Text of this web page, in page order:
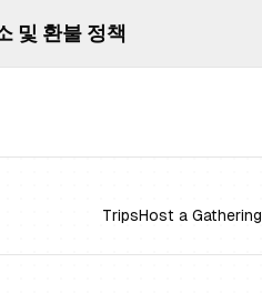
및 환불 정책
TripsHost a Gathering